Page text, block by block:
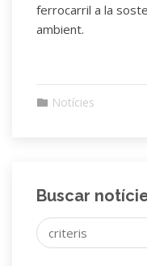
ferrocarril a la
ambient.
Notícies
Buscar